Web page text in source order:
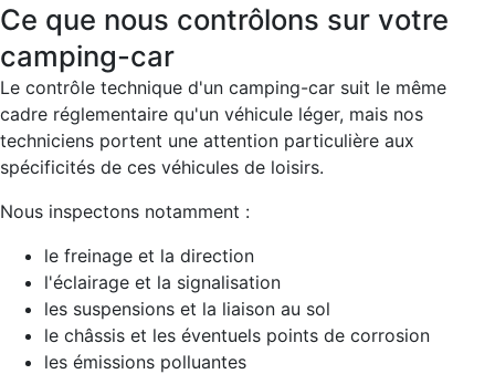
Ce que nous contrôlons sur votre
camping-car
Le contrôle technique d'un camping-car suit le même
cadre réglementaire qu'un véhicule léger, mais nos
techniciens portent une attention particulière aux
spécificités de ces véhicules de loisirs.
Nous inspectons notamment :
le freinage et la direction
l'éclairage et la signalisation
les suspensions et la liaison au sol
le châssis et les éventuels points de corrosion
les émissions polluantes